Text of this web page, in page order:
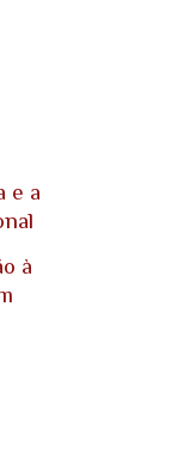
e a
à